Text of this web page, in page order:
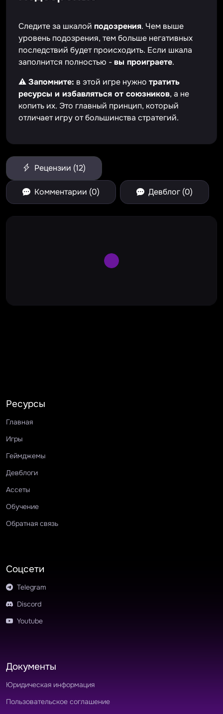
Следите за шкалой подозрения. Чем выше
уровень подозрения, тем больше негативных
последствий будет происходить. Если шкала
заполнится полностью -вы проиграете.
⚠️Запомните: в этой игре нужно тратить
ресурсы и избавляться от союзников, а не
копить их. Это главный принцип, который
отличает игру от большинства стратегий.
Рецензии (12)
Комментарии (0) Девблог (0)
Large Spinner
Ресурсы
Главная
Игры
Геймджемы
Девблоги
Ассеты
Обучение
Обратная связь
Соцсети
Telegram
Discord
Youtube
Документы
Юридическая информация
Пользовательское соглашение